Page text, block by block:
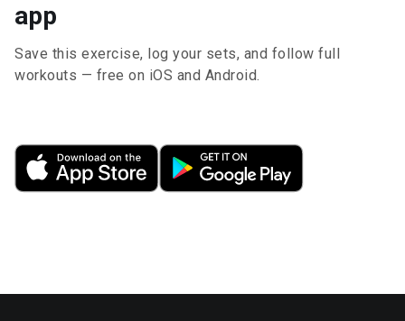
app
Save this exercise, log your sets, and follow full
workouts — free on iOS and Android.